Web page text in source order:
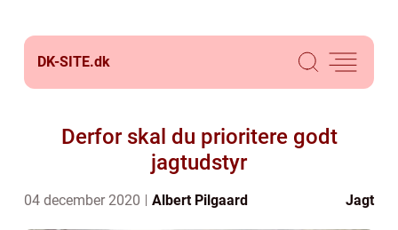
DK-SITE.dk
Derfor skal du prioritere godt
jagtudstyr
04 december 2020 Albert Pilgaard Jagt